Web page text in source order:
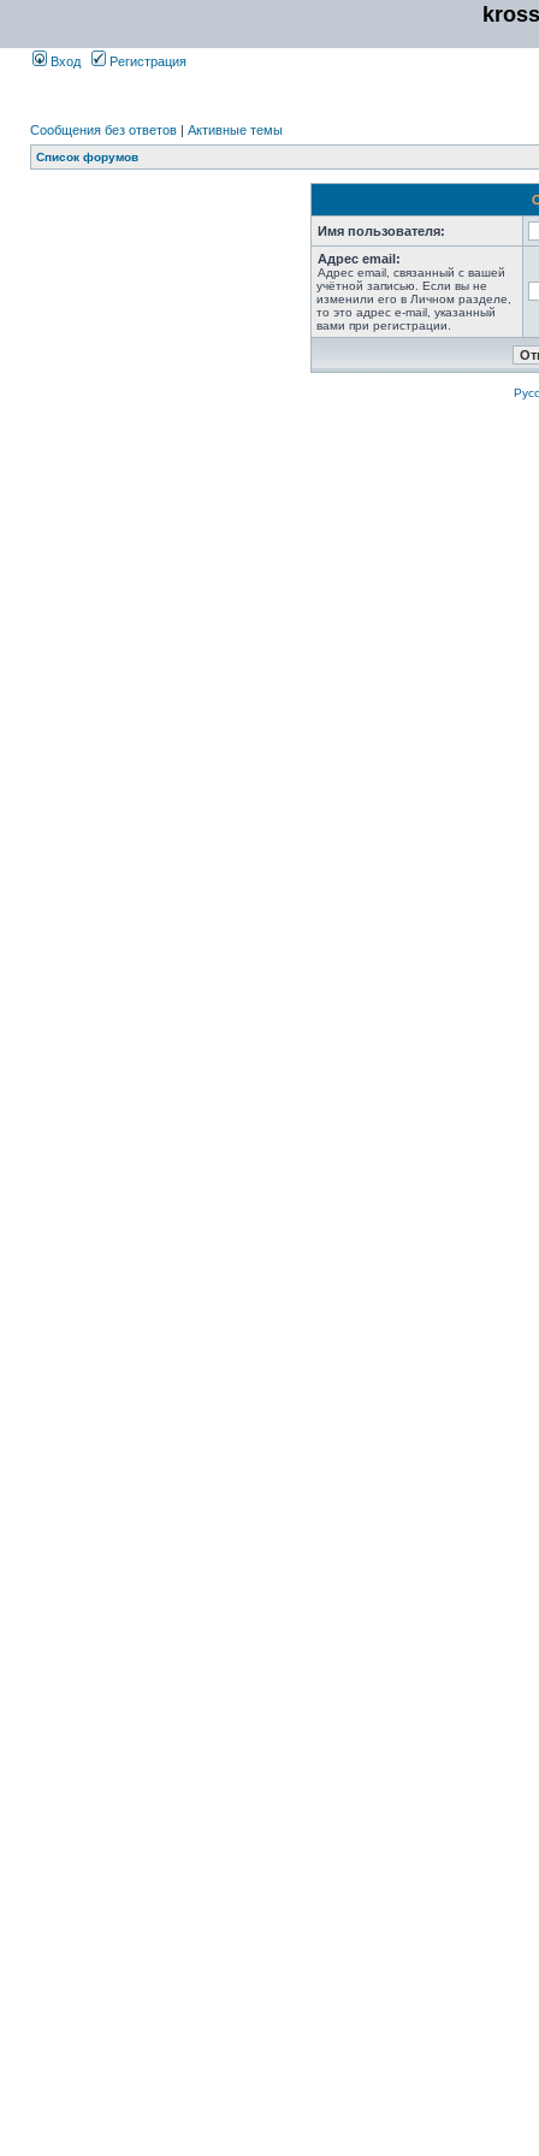
Вход Регистрация
Сообщения без ответов | Активные темы
Список форумов
Имя пользователя:
Адрес email:
Адрес email, связанный с вашей
учётной записью. Если вы не
изменили его в Личном разделе,
то это адрес e-mail, указанный
вами при регистрации.